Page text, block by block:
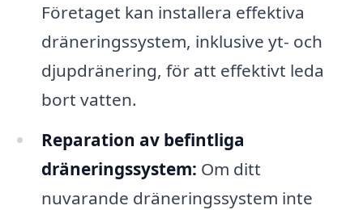
Företaget kan installera effektiva
dräneringssystem, inklusive yt- och
djupdränering, för att effektivt leda
bort vatten.
Reparation av befintliga
dräneringssystem: Om ditt
nuvarande dräneringssystem inte